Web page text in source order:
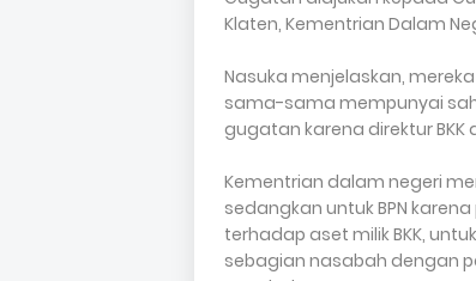
Klaten, Kementrian Dalam
Nasuka menjelaskan,
sama-sama mempunyai
gugatan karena direktur BKK
Kementrian dalam negeri
sedangkan untuk BPN
terhadap aset milik BKK,
sebagian nasabah dengan